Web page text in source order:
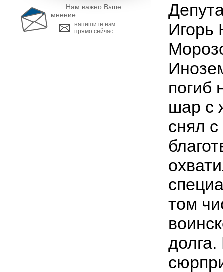
Нам важно Ваше
мнение
напишите нам
прямо сейчас
Игорь
погиб
шар с
снял
том